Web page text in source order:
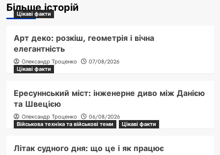
Більше історій
Цікаві факти
Арт деко: розкіш, геометрія і вічна
елегантність
Олександр Троценко
07/08/2026
Цікаві факти
Ересуннський міст: інженерне диво між Данією
та Швецією
Олександр Троценко
06/08/2026
Військова техніка та військові теми
Цікаві факти
Літак судного дня: що це і як працює